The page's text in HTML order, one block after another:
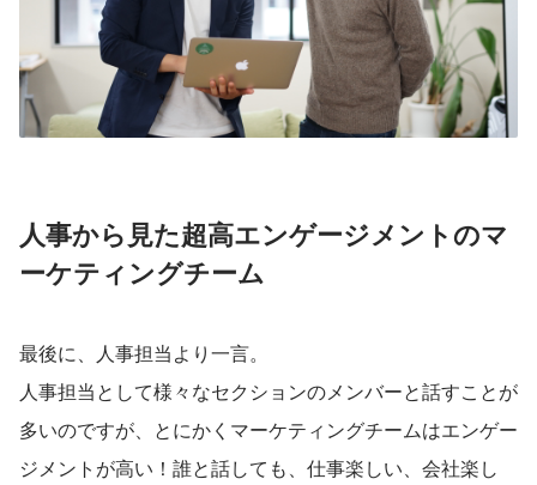
人事から見た超高エンゲージメントのマ
ーケティングチーム
最後に、人事担当より一言。
人事担当として様々なセクションのメンバーと話すことが
多いのですが、とにかくマーケティングチームはエンゲー
ジメントが高い！誰と話しても、仕事楽しい、会社楽し